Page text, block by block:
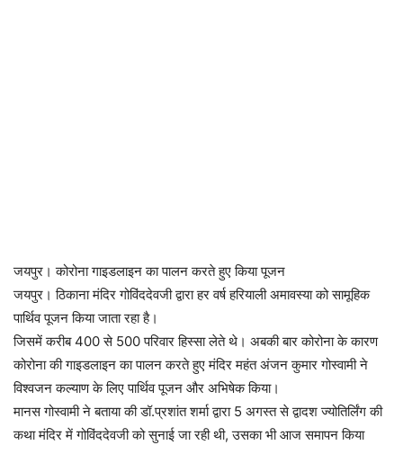
जयपुर। कोरोना गाइडलाइन का पालन करते हुए किया पूजन
जयपुर। ठिकाना मंदिर गोविंददेवजी द्वारा हर वर्ष हरियाली अमावस्या को सामूहिक
पार्थिव पूजन किया जाता रहा है।
जिसमें करीब 400 से 500 परिवार हिस्सा लेते थे। अबकी बार कोरोना के कारण
कोरोना की गाइडलाइन का पालन करते हुए मंदिर महंत अंजन कुमार गोस्वामी ने
विश्वजन कल्याण के लिए पार्थिव पूजन और अभिषेक किया।
मानस गोस्वामी ने बताया की डॉ.प्रशांत शर्मा द्वारा 5 अगस्त से द्वादश ज्योतिर्लिंग की
कथा मंदिर में गोविंददेवजी को सुनाई जा रही थी, उसका भी आज समापन किया